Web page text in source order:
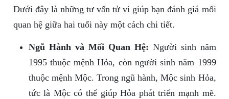
Dưới đây là những tư vấn tử vi giúp bạn đánh giá mối
quan hệ giữa hai tuổi này một cách chi tiết.
Ngũ Hành và Mối Quan Hệ: Người sinh năm
1995 thuộc mệnh Hỏa, còn người sinh năm 1999
thuộc mệnh Mộc. Trong ngũ hành, Mộc sinh Hỏa,
tức là Mộc có thể giúp Hỏa phát triển mạnh mẽ.